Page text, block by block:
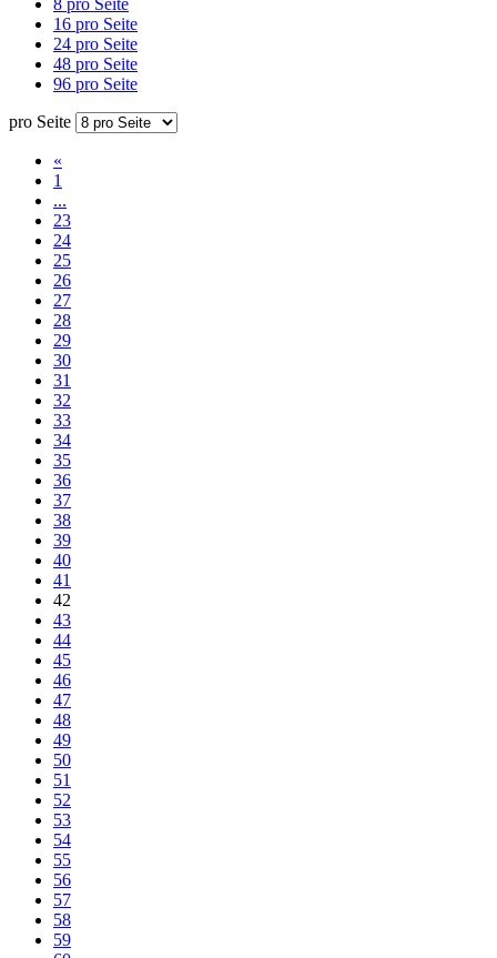
16 pro Seite
24 pro Seite
48 pro Seite
96 pro Seite
pro Seite
«
1
...
23
24
25
26
27
28
29
30
31
32
33
34
35
36
37
38
39
40
41
42
43
44
45
46
47
48
49
50
51
52
53
54
55
56
57
58
59